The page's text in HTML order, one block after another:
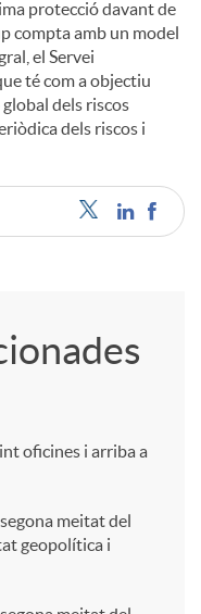
protecció davant de
compta amb un model
el Servei
té com a objectiu
dels riscos
dels riscos i
oficines i arriba a
meitat del
geopolítica i